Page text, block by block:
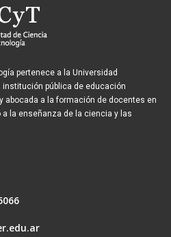
pertenece a la Universidad
institución pública de educación
abocada a la formación de docentes en
la enseñanza de la ciencia y las